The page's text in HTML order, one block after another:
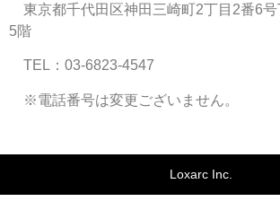
東京都千代田区神田三崎町2丁目2番6号
5階
TEL：03-6823-4547
※電話番号は変更ございません。
Loxarc Inc.